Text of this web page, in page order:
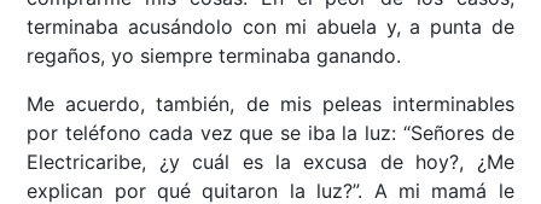
terminaba acusándolo con mi abuela y, a punta de
regaños, yo siempre terminaba ganando.
Me acuerdo, también, de mis peleas interminables
por teléfono cada vez que se iba la luz: “Señores de
Electricaribe, ¿y cuál es la excusa de hoy?, ¿Me
explican por qué quitaron la luz?”. A mi mamá le